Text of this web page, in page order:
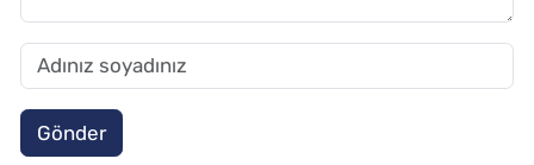
Gönder